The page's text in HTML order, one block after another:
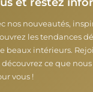
nos nouveautés,
les tendances
beaux intérieurs.
ce que
vous !